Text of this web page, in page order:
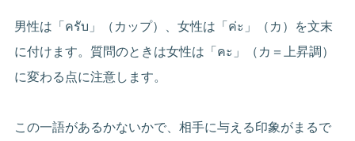
男性は「ครับ」（カップ）、女性は「ค่ะ」（カ）を文末
に付けます。質問のときは女性は「คะ」（カ＝上昇調）
に変わる点に注意します。
この一語があるかないかで、相手に与える印象がまるで